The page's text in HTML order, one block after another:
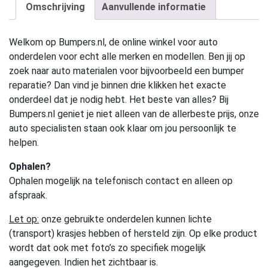
Omschrijving Aanvullende informatie
Welkom op Bumpers.nl, de online winkel voor auto
onderdelen voor echt alle merken en modellen. Ben jij op
zoek naar auto materialen voor bijvoorbeeld een bumper
reparatie? Dan vind je binnen drie klikken het exacte
onderdeel dat je nodig hebt. Het beste van alles? Bij
Bumpers.nl geniet je niet alleen van de allerbeste prijs, onze
auto specialisten staan ook klaar om jou persoonlijk te
helpen.
Ophalen?
Ophalen mogelijk na telefonisch contact en alleen op
afspraak.
Let op: onze gebruikte onderdelen kunnen lichte
(transport) krasjes hebben of hersteld zijn. Op elke product
wordt dat ook met foto’s zo specifiek mogelijk
aangegeven. Indien het zichtbaar is.